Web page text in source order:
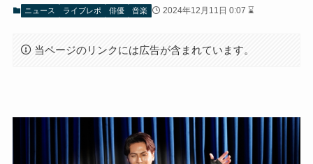
ニュース ライブレポ 俳優 音楽 2024年12月11日 0:07 ⌛
当ページのリンクには広告が含まれています。